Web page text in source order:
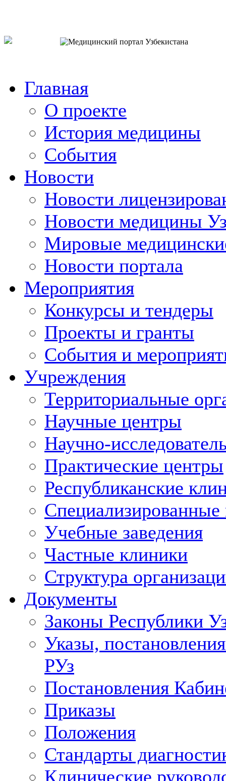
Главная
О проекте
История медицины
События
Новости
Новости
Новости медицины
Мировые
Новости портала
Мероприятия
Конкурсы и тендеры
Проекты и гранты
События и
Учреждения
Территориальные
Научные центры
Научно-
Практические центры
Республиканские
Учебные заведения
Частные клиники
Структура
Документы
Законы Республики
Указы,
РУз
Постановления
Приказы
Положения
Стандарты
Клинические